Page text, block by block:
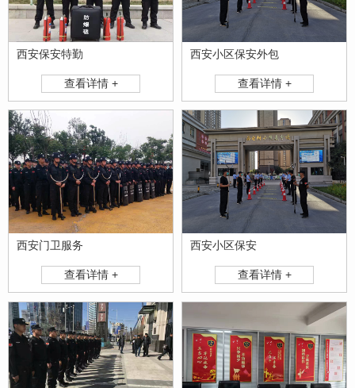
西安保安特勤
查看详情 +
西安小区保安外包
查看详情 +
西安门卫服务
查看详情 +
西安小区保安
查看详情 +